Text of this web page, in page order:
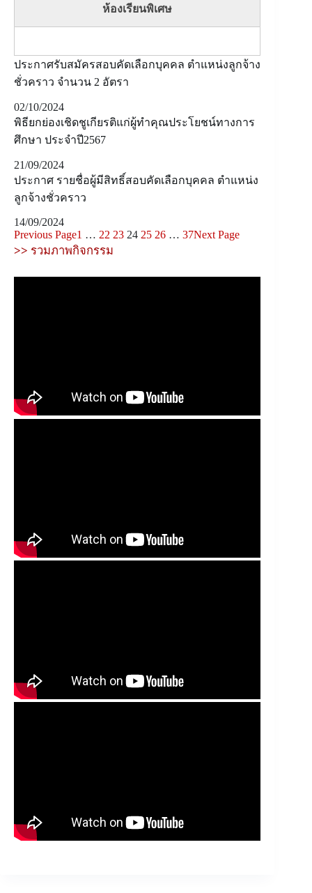
ห้องเรียนพิเศษ
ประกาศรับสมัครสอบคัดเลือกบุคคล ตำแหน่งลูกจ้าง
ชั่วคราว จำนวน 2 อัตรา
02/10/2024
พิธียกย่องเชิดชูเกียรติแก่ผู้ทำคุณประโยชน์ทางการ
ศึกษา ประจำปี2567
21/09/2024
ประกาศ รายชื่อผู้มีสิทธิ์สอบคัดเลือกบุคคล ตำแหน่ง
ลูกจ้างชั่วคราว
14/09/2024
Previous Page1 … 22 23 24 25 26 … 37Next Page
>> รวมภาพกิจกรรม